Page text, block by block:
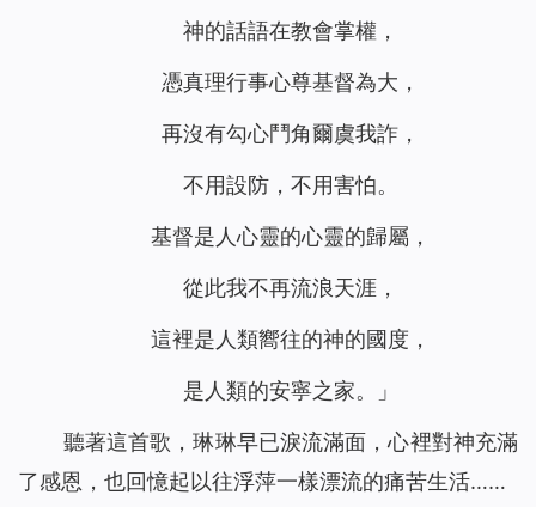
注重神的聲音才能迎接到主重歸（有聲讀物）
聖經中得救與進天國其實是兩碼事（有聲讀物）
依靠神，收穫的不只是工作（有聲讀物）
聖經裡的話都是神默示的嗎
神的拯救，使我脫離了「巫醫」的苦害（有聲讀物）
看！主耶穌已「駕雲降臨」（有聲讀物）
放下賭博後真輕鬆（有聲讀物）
神用皮子給亞當夏娃做衣服穿的心意是什么（有聲讀物）
23
為什麼禁食禱告，教會荒涼的問題還是沒有得到解決（有聲
神的話語在教會掌權，
憑真理行事心尊基督為大，
再沒有勾心鬥角爾虞我詐，
不用設防，不用害怕。
基督是人心靈的心靈的歸屬，
從此我不再流浪天涯，
這裡是人類嚮往的神的國度，
是人類的安寧之家。」
聽著這首歌，琳琳早已淚流滿面，心裡對神充滿
了感恩，也回憶起以往浮萍一樣漂流的痛苦生活……